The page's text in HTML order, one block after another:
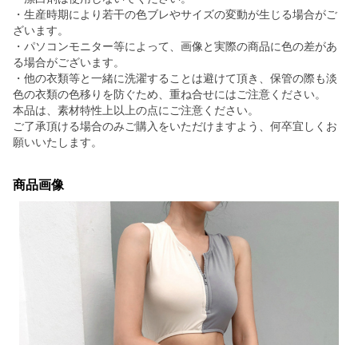
・生産時期により若干の色ブレやサイズの変動が生じる場合がご
ざいます。
・パソコンモニター等によって、画像と実際の商品に色の差があ
る場合がございます。
・他の衣類等と一緒に洗濯することは避けて頂き、保管の際も淡
色の衣類の色移りを防ぐため、重ね合せにはご注意ください。
本品は、素材特性上以上の点にご注意ください。
ご了承頂ける場合のみご購入をいただけますよう、何卒宜しくお
願いいたします。
商品画像